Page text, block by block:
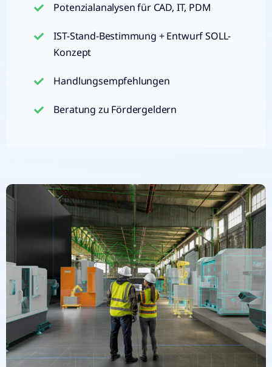
Potenzialanalysen für CAD, IT, PDM
IST-Stand-Bestimmung + Entwurf SOLL-
Konzept
Handlungsempfehlungen
Beratung zu Fördergeldern